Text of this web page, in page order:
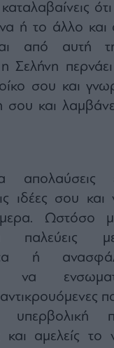
ή το άλλο και
από αυτή
Σελήνη
σου και
σου και
απολαύσεις
ιδέες σου και
Ωστόσο
με
ή
να
υπερβολική
και αμελείς